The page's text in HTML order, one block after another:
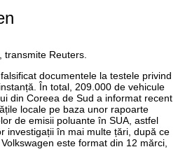
Reuters.
documentele la testele privind
În total, 209.000 de vehicule
din Coreea de Sud a informat recent
locale pe baza unor rapoarte
de emisii poluante în SUA, astfel
investigații în mai multe țări, după ce
este format din 12 mărci,